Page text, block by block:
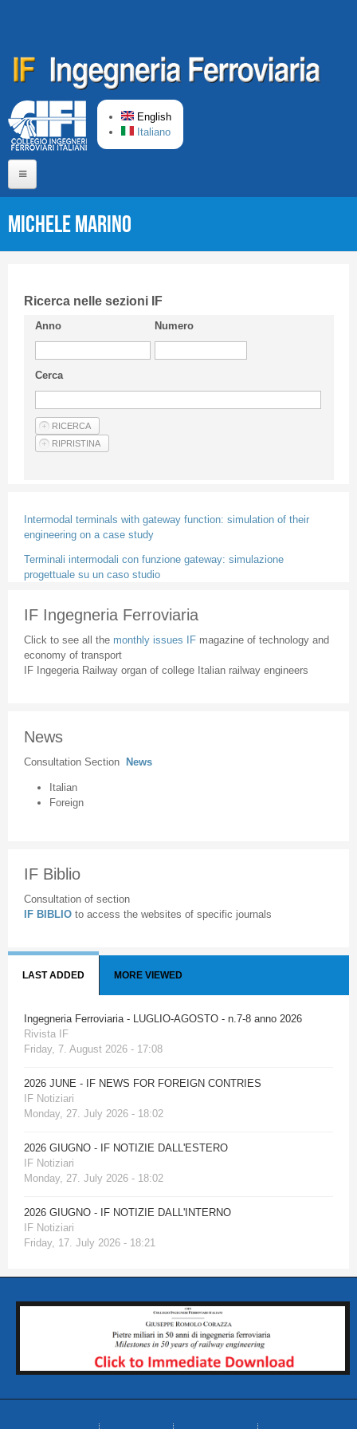
English
Italiano
Short presentation CIFI
Guideline
Privacy & Policy
Articles
Michele MARINO
Ricerca nelle sezioni IF
Anno Numero
Cerca
Intermodal terminals with gateway function: simulation of their
engineering on a case study
Terminali intermodali con funzione gateway: simulazione
progettuale su un caso studio
IF Ingegneria Ferroviaria
Click to see all the monthly issues IF magazine of technology and
economy of transport
IF Ingegeria Railway organ of college Italian railway engineers
News
Consultation Section News
Italian
Foreign
IF Biblio
Consultation of section
IF BIBLIO to access the websites of specific journals
LAST ADDED MORE VIEWED
Ingegneria Ferroviaria - LUGLIO-AGOSTO - n.7-8 anno 2026
Rivista IF
Friday, 7. August 2026 - 17:08
2026 JUNE - IF NEWS FOR FOREIGN CONTRIES
IF Notiziari
Monday, 27. July 2026 - 18:02
2026 GIUGNO - IF NOTIZIE DALL'ESTERO
IF Notiziari
Monday, 27. July 2026 - 18:02
2026 GIUGNO - IF NOTIZIE DALL'INTERNO
IF Notiziari
Friday, 17. July 2026 - 18:21